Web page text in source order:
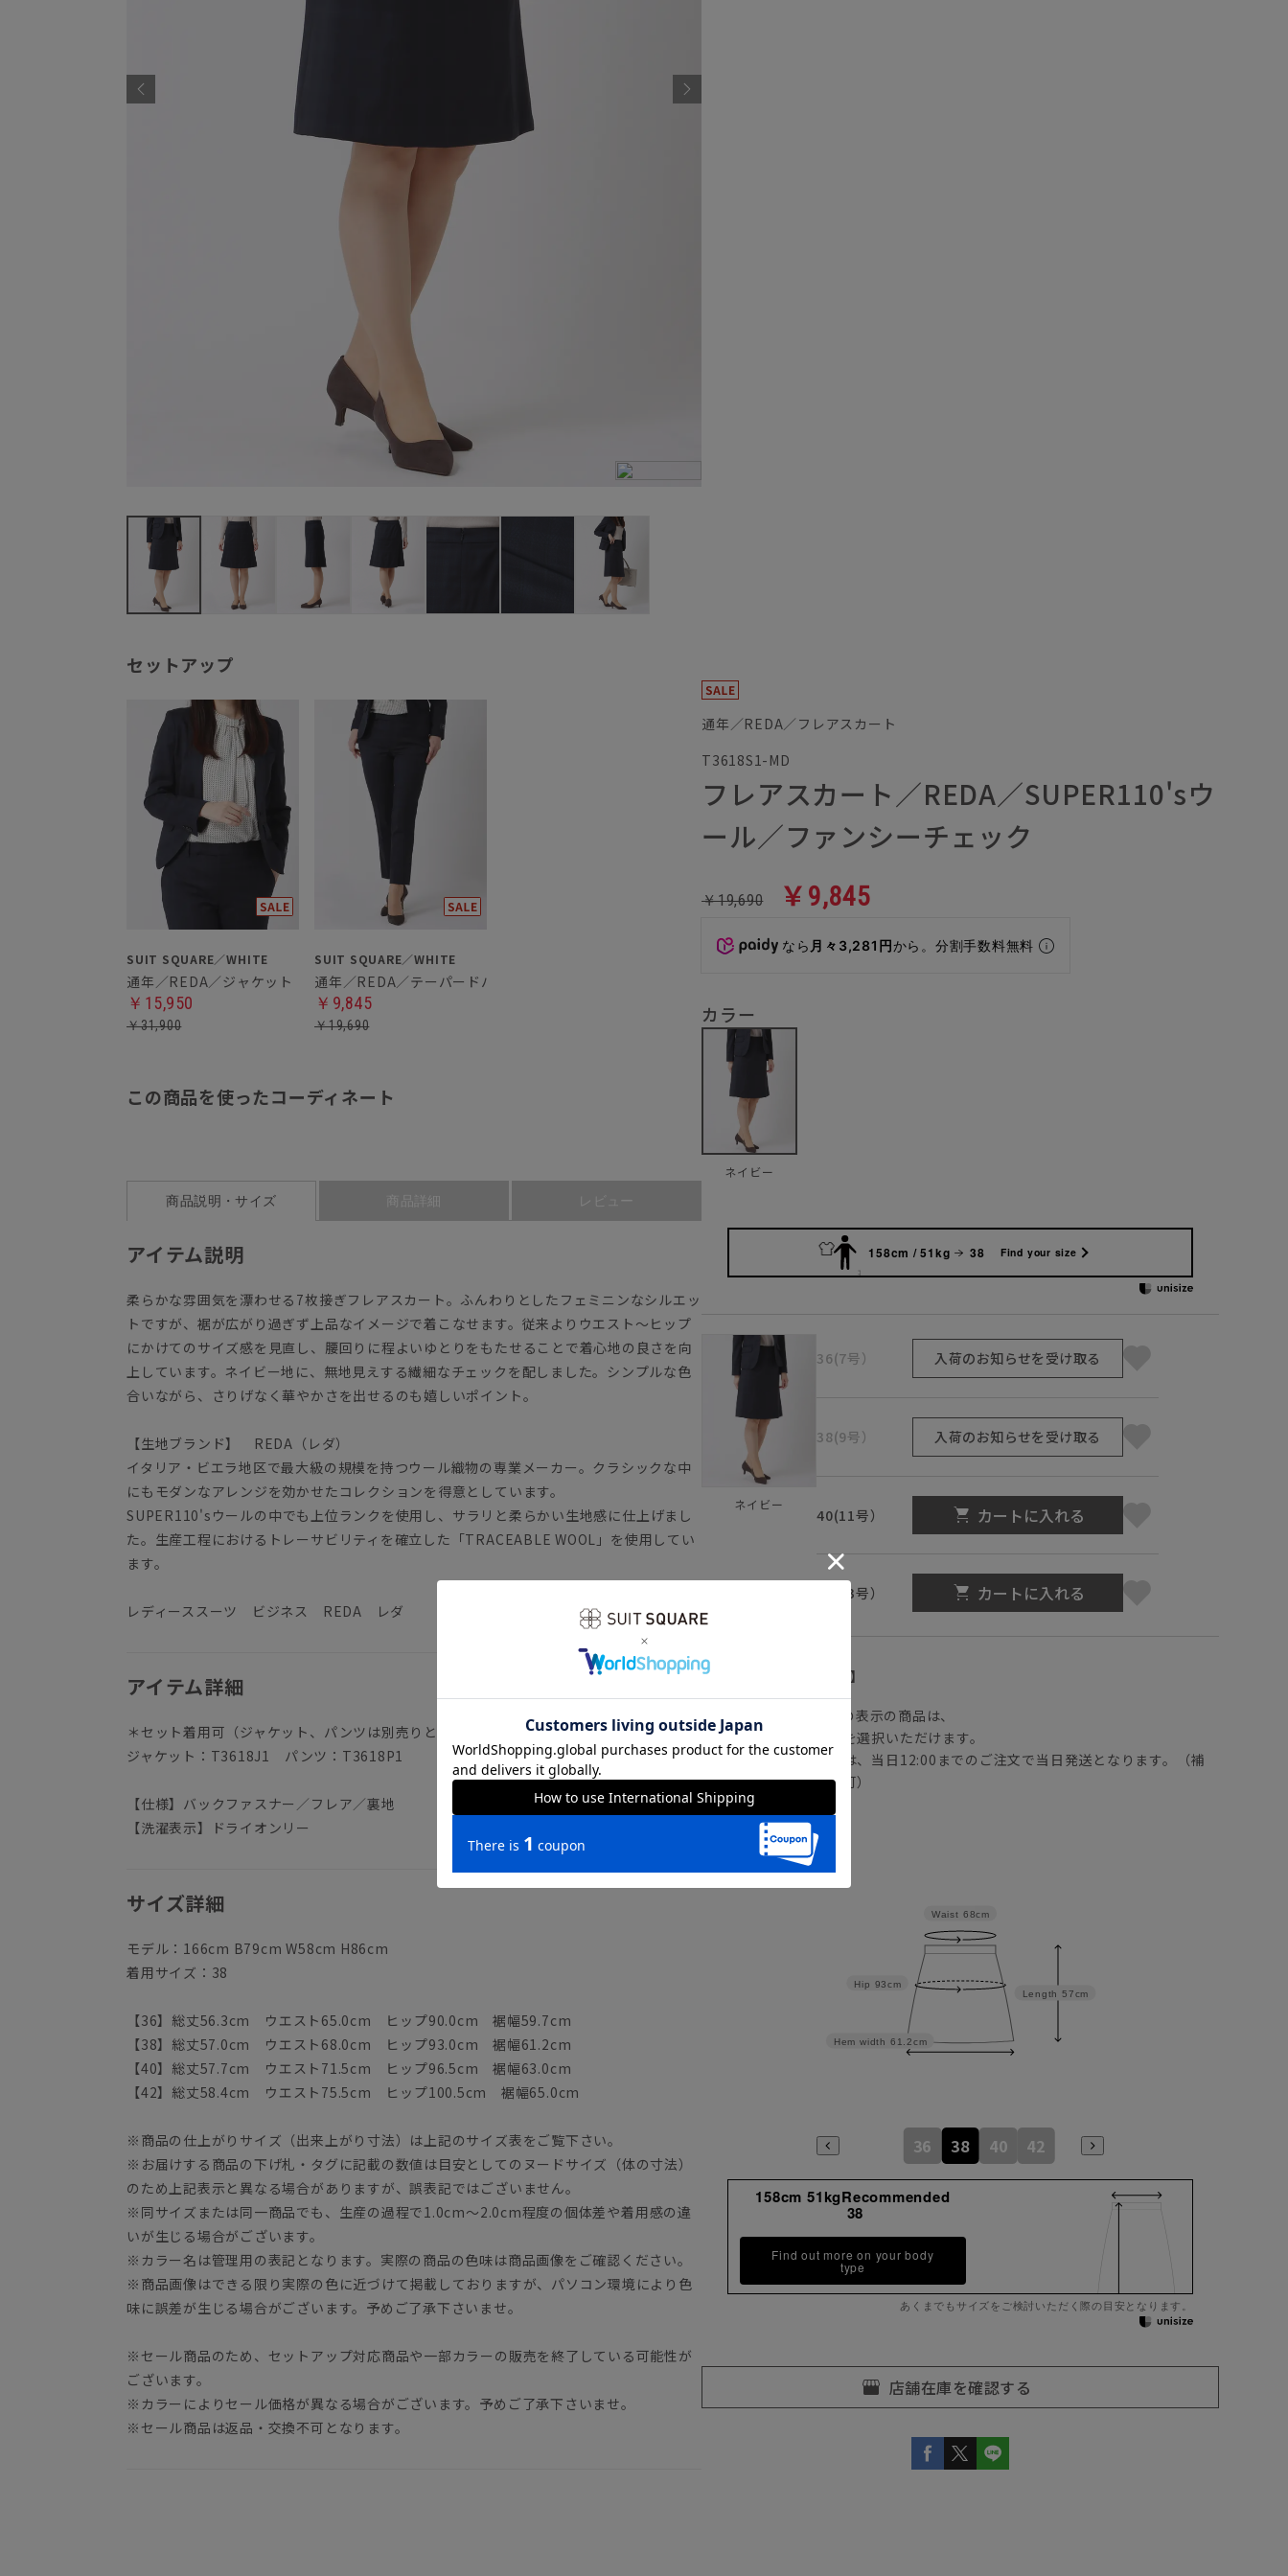
セットアップ
SUIT SQUARE／WHITE
通年／REDA／ジャケット
￥15,950
￥31,900
SUIT SQUARE／WHITE
通年／REDA／テーパードパンツ
￥9,845
￥19,690
この商品を使ったコーディネート
商品説明・サイズ 商品詳細 レビュー
アイテム説明
柔らかな雰囲気を漂わせる7枚接ぎフレアスカート。ふんわりとしたフェミニンなシルエッ
トですが、裾が広がり過ぎず上品なイメージで着こなせます。従来よりウエスト～ヒップ
にかけてのサイズ感を見直し、腰回りに程よいゆとりをもたせることで着心地の良さを向
上しています。ネイビー地に、無地見えする繊細なチェックを配しました。シンプルな色
合いながら、さりげなく華やかさを出せるのも嬉しいポイント。
【生地ブランド】 REDA（レダ）
イタリア・ビエラ地区で最大級の規模を持つウール織物の専業メーカー。クラシックな中
にもモダンなアレンジを効かせたコレクションを得意としています。
SUPER110'sウールの中でも上位ランクを使用し、サラリと柔らかい生地感に仕上げまし
た。生産工程におけるトレーサビリティを確立した「TRACEABLE WOOL」を使用してい
ます。
レディーススーツ ビジネス REDA レダ
アイテム詳細
＊セット着用可（ジャケット、パンツは別売りとなります。）
ジャケット：T3618J1 パンツ：T3618P1
【仕様】バックファスナー／フレア／裏地
【洗濯表示】ドライオンリー
サイズ詳細
モデル：166cm B79cm W58cm H86cm
着用サイズ：38
【36】総丈56.3cm ウエスト65.0cm ヒップ90.0cm 裾幅59.7cm
【38】総丈57.0cm ウエスト68.0cm ヒップ93.0cm 裾幅61.2cm
【40】総丈57.7cm ウエスト71.5cm ヒップ96.5cm 裾幅63.0cm
【42】総丈58.4cm ウエスト75.5cm ヒップ100.5cm 裾幅65.0cm
※商品の仕上がりサイズ（出来上がり寸法）は上記のサイズ表をご覧下さい。
※お届けする商品の下げ札・タグに記載の数値は目安としてのヌードサイズ（体の寸法）
のため上記表示と異なる場合がありますが、誤表記ではございません。
※同サイズまたは同一商品でも、生産の過程で1.0cm～2.0cm程度の個体差や着用感の違
いが生じる場合がございます。
※カラー名は管理用の表記となります。実際の商品の色味は商品画像をご確認ください。
※商品画像はできる限り実際の色に近づけて掲載しておりますが、パソコン環境により色
味に誤差が生じる場合がございます。予めご了承下さいませ。
※セール商品のため、セットアップ対応商品や一部カラーの販売を終了している可能性が
ございます。
※カラーによりセール価格が異なる場合がございます。予めご了承下さいませ。
※セール商品は返品・交換不可となります。
通年／REDA／フレアスカート
T3618S1-MD
フレアスカート／REDA／SUPER110'sウ
ール／ファンシーチェック
￥19,690 ￥9,845
なら 月々3,281円から。分割手数料無料
カラー
ネイビー
158cm / 51kg 38 Find your size
ネイビー
36(7号） 入荷のお知らせを受け取る
38(9号） 入荷のお知らせを受け取る
40(11号） カートに入れる
42(13号） カートに入れる
【 アイコンについて】
の表示の商品は、
注文画面でお急ぎ発送を選択いただけます。
さらにメルマガ会員様は、当日12:00までのご注文で当日発送となります。（補
正商品の場合は対応不可）
詳しくはこちら
Length 57cm
Hem width 61.2cm
Hip 93cm
Waist 68cm
36 38 40 42
158cm 51kgRecommended
38
Find out more on your body
type
あくまでもサイズをご検討いただく際の目安となります。